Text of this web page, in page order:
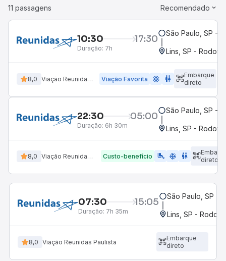
11 passagens Recomendado
10:30 17:30
Duração: 7h
São Paulo, SP -
Lins, SP -
8,0 Viação Reunidas Paulista Viação Favorita ac_unit wc
Embarque
direto
22:30 05:00
Duração: 6h 30m
São Paulo, SP -
Lins, SP -
8,0 Viação Reunidas Paulista Custo-benefício airline_seat_legroom_extra ac_unit WC
direto
07:30 15:05
Duração: 7h 35m
São Paulo, SP -
Lins, SP -
8,0 Viação Reunidas Paulista
Embarque
direto